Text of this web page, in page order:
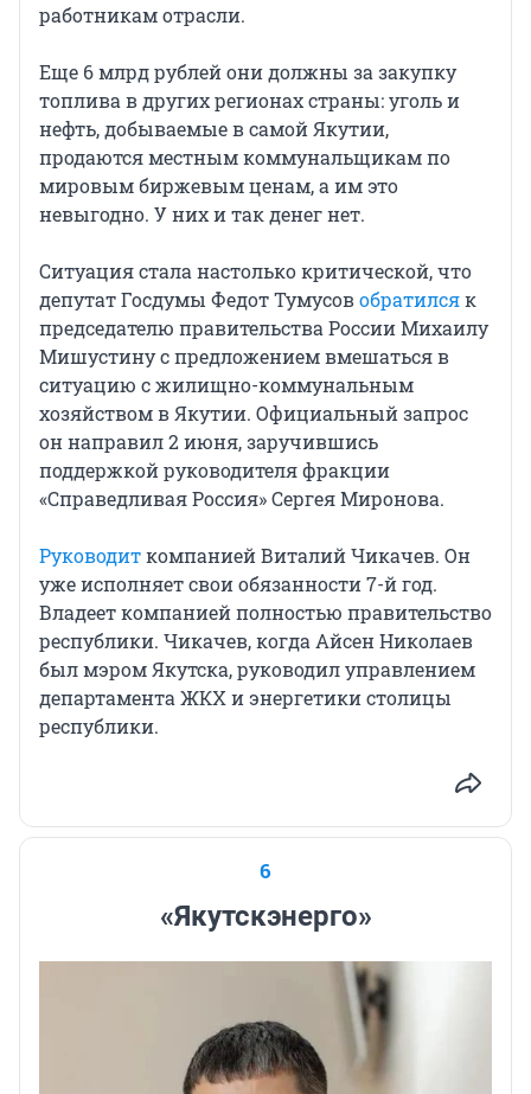
работникам отрасли.
Еще 6 млрд рублей они должны за закупку
топлива в других регионах страны: уголь и
нефть, добываемые в самой Якутии,
продаются местным коммунальщикам по
мировым биржевым ценам, а им это
невыгодно. У них и так денег нет.
Ситуация стала настолько критической, что
депутат Госдумы Федот Тумусовобратилсяк
председателю правительства России Михаилу
Мишустину с предложением вмешаться в
ситуацию с жилищно-коммунальным
хозяйством в Якутии. Официальный запрос
он направил 2 июня, заручившись
поддержкой руководителя фракции
«Справедливая Россия» Сергея Миронова.
Руководиткомпанией Виталий Чикачев. Он
уже исполняет свои обязанности 7-й год.
Владеет компанией полностью правительство
республики. Чикачев, когда Айсен Николаев
был мэром Якутска, руководил управлением
департамента ЖКХ и энергетики столицы
республики.
6
«Якутскэнерго»